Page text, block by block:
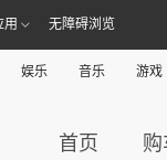
用 无障碍浏览
娱乐 音乐 游戏
首页 购